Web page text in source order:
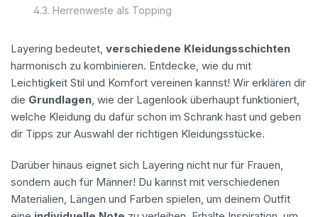
Herrenweste als Topping
Layering bedeutet, verschiedene Kleidungsschichten
harmonisch zu kombinieren. Entdecke, wie du mit
Leichtigkeit Stil und Komfort vereinen kannst! Wir erklären dir
die Grundlagen, wie der Lagenlook überhaupt funktioniert,
welche Kleidung du dafür schon im Schrank hast und geben
dir Tipps zur Auswahl der richtigen Kleidungsstücke.
Darüber hinaus eignet sich Layering nicht nur für Frauen,
sondern auch für Männer! Du kannst mit verschiedenen
Materialien, Längen und Farben spielen, um deinem Outfit